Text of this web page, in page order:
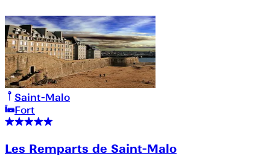
Saint-Malo
Fort
Les Remparts de Saint-Malo